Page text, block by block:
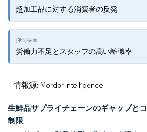
超加工品に対する消費者の反発
労働力不足とスタッフの高い離職率
情報源: Mordor Intelligence
生鮮品サプライチェーンのギャップと
制限